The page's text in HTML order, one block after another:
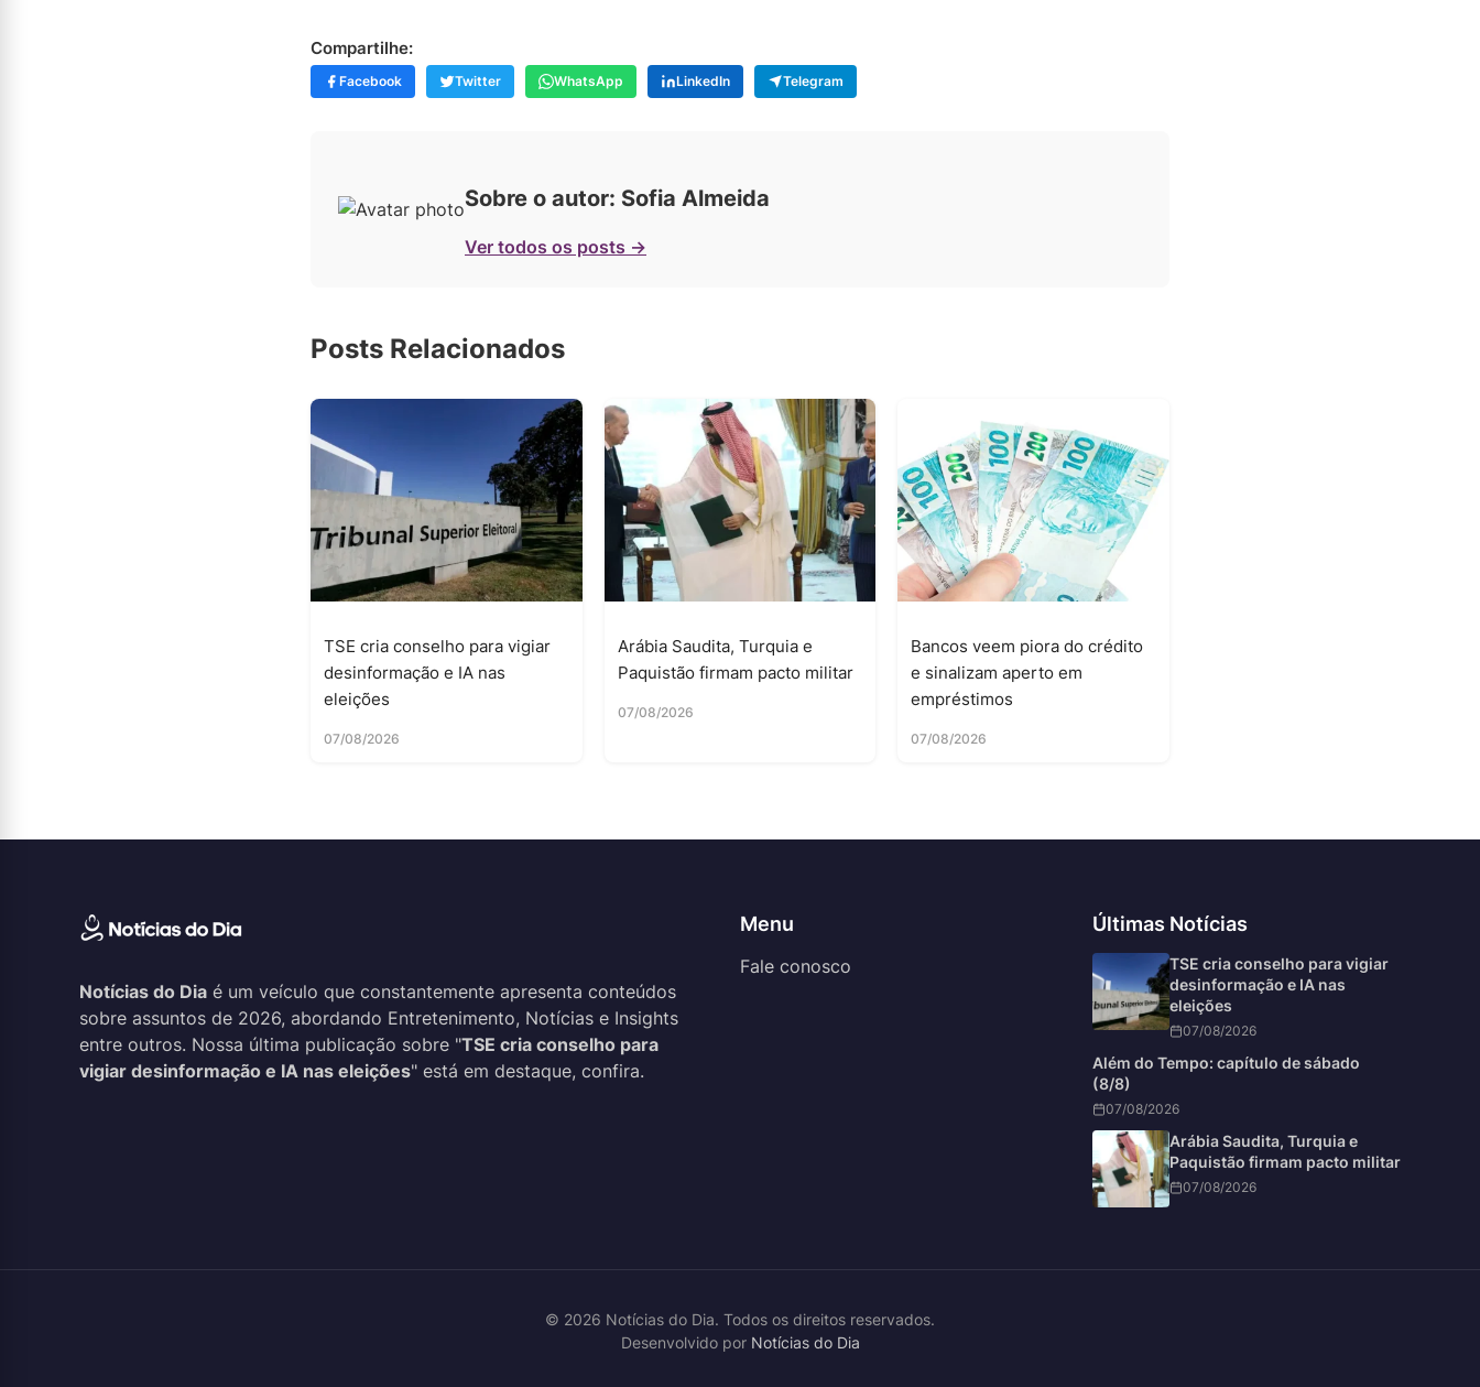
Compartilhe:
Facebook Twitter WhatsApp LinkedIn Telegram
Sobre o autor: Sofia Almeida
Ver todos os posts →
Posts Relacionados
TSE cria conselho para vigiar
desinformação e IA nas
eleições
07/08/2026
Arábia Saudita, Turquia e
Paquistão firmam pacto militar
07/08/2026
Bancos veem piora do crédito
e sinalizam aperto em
empréstimos
07/08/2026
Notícias do Dia é um veículo que constantemente apresenta conteúdos
sobre assuntos de 2026, abordando Entretenimento, Notícias e Insights
entre outros. Nossa última publicação sobre "TSE cria conselho para
vigiar desinformação e IA nas eleições" está em destaque, confira.
Menu
Fale conosco
Últimas Notícias
TSE cria conselho para vigiar
desinformação e IA nas
eleições
07/08/2026
Além do Tempo: capítulo de sábado
(8/8)
07/08/2026
Arábia Saudita, Turquia e
Paquistão firmam pacto militar
07/08/2026
© 2026 Notícias do Dia. Todos os direitos reservados.
Desenvolvido por Notícias do Dia